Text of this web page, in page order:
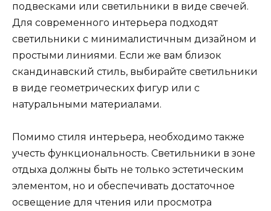
подвесками или светильники в виде свечей.
Для современного интерьера подходят
светильники с минималистичным дизайном и
простыми линиями. Если же вам близок
скандинавский стиль, выбирайте светильники
в виде геометрических фигур или с
натуральными материалами.
Помимо стиля интерьера, необходимо также
учесть функциональность. Светильники в зоне
отдыха должны быть не только эстетическим
элементом, но и обеспечивать достаточное
освещение для чтения или просмотра